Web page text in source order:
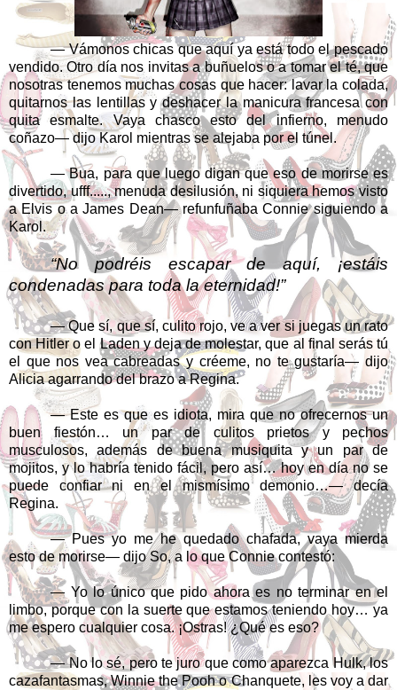
— Vámonos chicas que aquí ya está todo el pescado
vendido. Otro día nos invitas a buñuelos o a tomar el té, que
nosotras tenemos muchas cosas que hacer: lavar la colada,
quitarnos las lentillas y deshacer la manicura francesa con
quita esmalte. Vaya chasco esto del infierno, menudo
coñazo— dijo Karol mientras se alejaba por el túnel.
— Bua, para que luego digan que eso de morirse es
divertido, ufff....., menuda desilusión, ni siquiera hemos visto
a Elvis o a James Dean— refunfuñaba Connie siguiendo a
Karol.
“No podréis escapar de aquí, ¡estáis
condenadas para toda la eternidad!”
— Que sí, que sí, culito rojo, ve a ver si juegas un rato
con Hitler o el Laden y deja de molestar, que al final serás tú
el que nos vea cabreadas y créeme, no te gustaría— dijo
Alicia agarrando del brazo a Regina.
— Este es que es idiota, mira que no ofrecernos un
buen fiestón… un par de culitos prietos y pechos
musculosos, además de buena musiquita y un par de
mojitos, y lo habría tenido fácil, pero así… hoy en día no se
puede confiar ni en el mismísimo demonio…— decía
Regina.
— Pues yo me he quedado chafada, vaya mierda
esto de morirse— dijo So, a lo que Connie contestó:
— Yo lo único que pido ahora es no terminar en el
limbo, porque con la suerte que estamos teniendo hoy… ya
me espero cualquier cosa. ¡Ostras! ¿Qué es eso?
— No lo sé, pero te juro que como aparezca Hulk, los
cazafantasmas, Winnie the Pooh o Chanquete, les voy a dar